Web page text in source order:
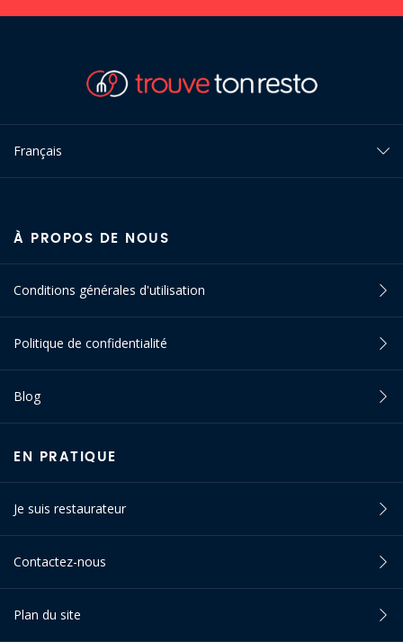
Français
À PROPOS DE NOUS
Conditions générales d'utilisation
Politique de confidentialité
Blog
EN PRATIQUE
Je suis restaurateur
Contactez-nous
Plan du site